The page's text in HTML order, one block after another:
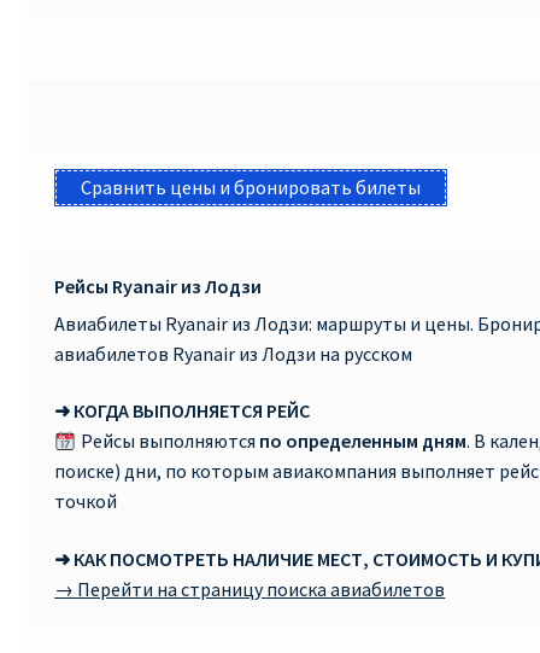
Сравнить цены и бронировать билеты
Рейсы Ryanair из Лодзи
Авиабилеты Ryanair из Лодзи: маршруты и цены.
авиабилетов Ryanair из Лодзи на русском
➜ КОГДА ВЫПОЛНЯЕТСЯ РЕЙС
Рейсы выполняются по определенным дням. В
поиске) дни, по которым авиакомпания выполняет
точкой
➜ КАК ПОСМОТРЕТЬ НАЛИЧИЕ МЕСТ, СТОИМОСТЬ И
→ Перейти на страницу поиска авиабилетов